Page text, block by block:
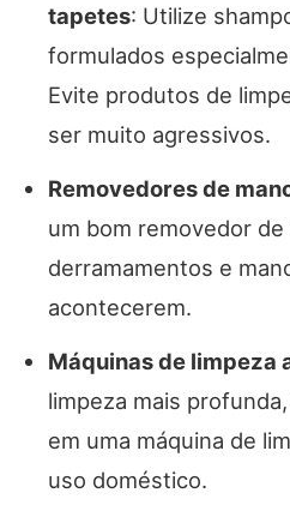
tapetes: Utilize
formulados
Evite produtos de
ser muito agressivos.
Removedores de
um bom removedor
derramamentos e
acontecerem.
Máquinas de limpeza
limpeza mais
em uma máquina de
uso doméstico.